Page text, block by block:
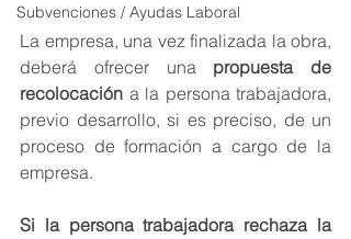
Subvenciones / Ayudas Laboral
La empresa, una vez finalizada la obra,
deberá ofrecer una propuesta de
recolocación a la persona trabajadora,
previo desarrollo, si es preciso, de un
proceso de formación a cargo de la
empresa.
Si la persona trabajadora rechaza la